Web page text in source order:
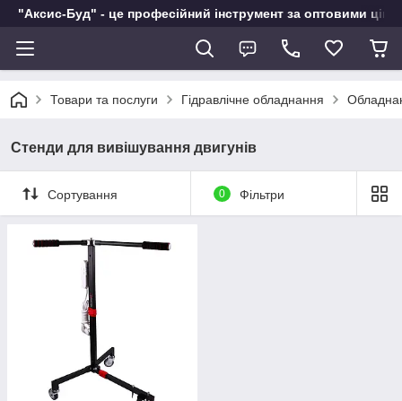
"Аксис-Буд" - це професійний інструмент за оптовими
Товари та послуги Гідравлічне обладнання
Стенди для вивішування двигунів
Сортування 0 Фільтри